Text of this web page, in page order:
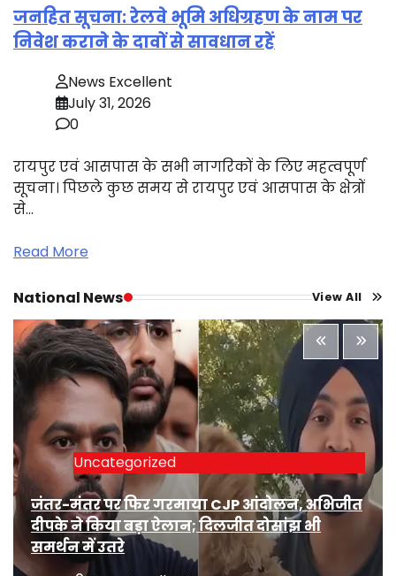
जनहित सूचना: रेलवे भूमि अधिग्रहण के नाम पर
निवेश कराने के दावों से सावधान रहें
News Excellent
July 31, 2026
0
रायपुर एवं आसपास के सभी नागरिकों के लिए महत्वपूर्ण
सूचना। पिछले कुछ समय से रायपुर एवं आसपास के क्षेत्रों
से…
Read More
National News View All
Uncategorized
जंतर-मंतर पर फिर गरमाया CJP आंदोलन, अभिजीत
दीपके ने किया बड़ा ऐलान; दिलजीत दोसांझ भी
समर्थन में उतरे